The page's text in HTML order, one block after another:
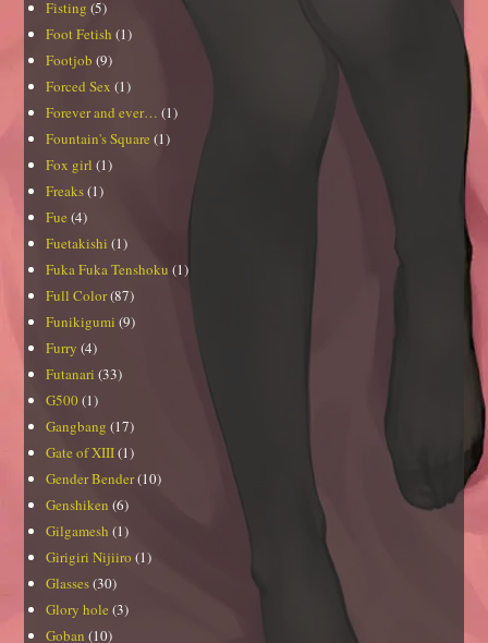
Fisting (5)
Foot Fetish (1)
Footjob (9)
Forced Sex (1)
Forever and ever… (1)
Fountain's Square (1)
Fox girl (1)
Freaks(1)
Fue (4)
Fuetakishi (1)
Fuka Fuka Tenshoku (1)
Full Color(87)
Funikigumi (9)
Furry (4)
Futanari (33)
G500 (1)
Gangbang (17)
Gate of XIII(1)
Gender Bender(10)
Genshiken (6)
Gilgamesh (1)
Girigiri Nijiiro (1)
Glasses(30)
Glory hole (3)
Goban (10)